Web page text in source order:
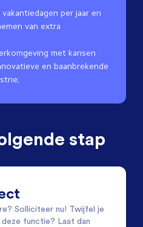
per jaar en
van extra
met kansen
en baanbrekende
stap
Solliciteer nu! Twijfel je
functie? Laat dan